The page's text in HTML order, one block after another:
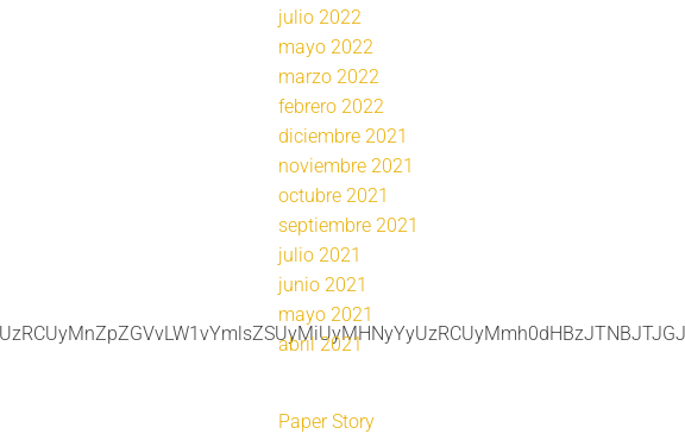
julio 2022
mayo 2022
marzo 2022
febrero 2022
diciembre 2021
noviembre 2021
octubre 2021
septiembre 2021
julio 2021
junio 2021
mayo 2021
abril 2021
Paper Story